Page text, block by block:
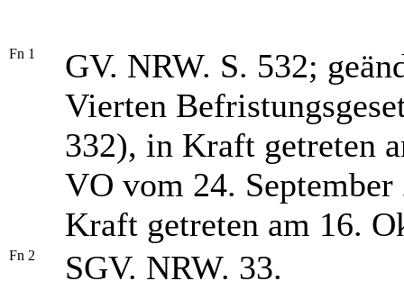
Fn 1
GV. NRW. S. 532;
Vierten
332), in Kraft getreten
VO vom 24.
Kraft getreten am 16.
Fn 2 SGV. NRW. 33.